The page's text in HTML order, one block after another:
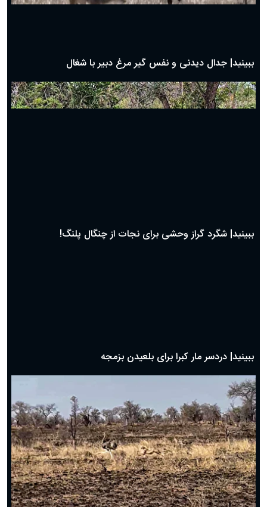
دعای روز اول ماه مبارک رمضان، ۳۰ بهمن ۱۴۰۴
ببینید| جدال دیدنی و نفس گیر مرغ دبیر با شغال
ببینید| شگرد گراز وحشی برای نجات از چنگال پلنگ!
ببینید| دردسر مار کبرا برای بلعیدن بزمجه